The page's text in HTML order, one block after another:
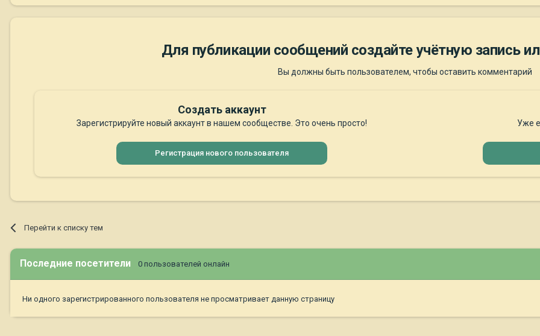
Для публикации сообщений создайте учётную запись
Вы должны быть пользователем, чтобы оставить комментарий
Создать аккаунт
Зарегистрируйте новый аккаунт в нашем сообществе. Это очень просто!
Регистрация нового пользователя
Уже
Перейти к списку тем
Последние посетители 0 пользователей онлайн
Ни одного зарегистрированного пользователя не просматривает данную страницу